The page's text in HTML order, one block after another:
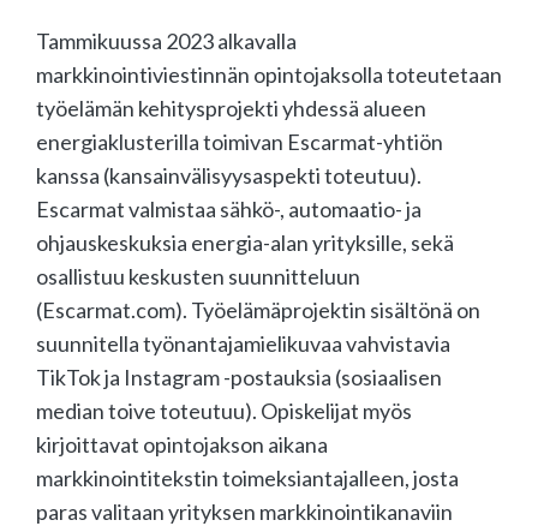
Tammikuussa 2023 alkavalla
markkinointiviestinnän opintojaksolla toteutetaan
työelämän kehitysprojekti yhdessä alueen
energiaklusterilla toimivan Escarmat-yhtiön
kanssa (kansainvälisyysaspekti toteutuu).
Escarmat valmistaa sähkö-, automaatio- ja
ohjauskeskuksia energia-alan yrityksille, sekä
osallistuu keskusten suunnitteluun
(Escarmat.com). Työelämäprojektin sisältönä on
suunnitella työnantajamielikuvaa vahvistavia
TikTok ja Instagram -postauksia (sosiaalisen
median toive toteutuu). Opiskelijat myös
kirjoittavat opintojakson aikana
markkinointitekstin toimeksiantajalleen, josta
paras valitaan yrityksen markkinointikanaviin